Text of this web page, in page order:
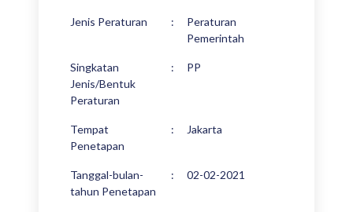
Jenis Peraturan :
Peraturan
Pemerintah
Singkatan
Jenis/Bentuk
Peraturan
: PP
Tempat
Penetapan
: Jakarta
Tanggal-bulan-
tahun Penetapan
: 02-02-2021